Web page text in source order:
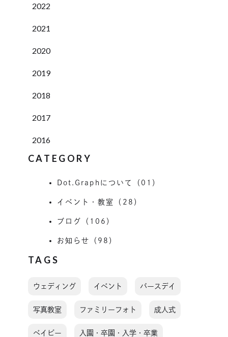
2022
2021
2020
2019
2018
2017
2016
CATEGORY
Dot.Graphについて（01）
イベント・教室（28）
ブログ（106）
お知らせ（98）
TAGS
ウェディング イベント バースデイ
写真教室 ファミリーフォト 成人式
ベイビー 入園・卒園・入学・卒業